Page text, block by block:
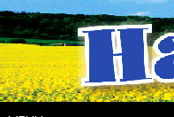
Skip
to
content